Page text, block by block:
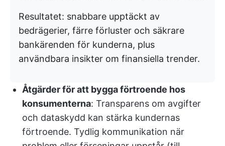
Resultatet: snabbare upptäckt av
bedrägerier, färre förluster och säkrare
bankärenden för kunderna, plus
användbara insikter om finansiella trender.
Åtgärder för att bygga förtroende hos
konsumenterna: Transparens om avgifter
och dataskydd kan stärka kundernas
förtroende. Tydlig kommunikation när